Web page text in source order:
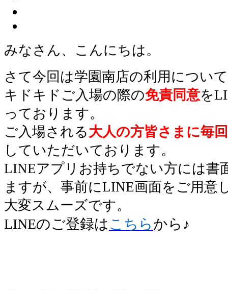
みなさん、こんにちは。
さて今回は学園南店の利用につい
キドキドご入場の際の免責同意を
っております。
ご入場される大人の方皆さまに毎回
していただいております。
LINEアプリお持ちでない方には書
ますが、事前にLINE画面をご用意
大変スムーズです。
LINEのご登録はこちらから♪